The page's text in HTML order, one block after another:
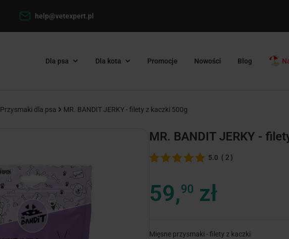
help@vetexpert.pl
Dla psa Dla kota Promocje Nowości Blog
Przysmaki dla psa MR. BANDIT JERKY - filety z kaczki 500g
MR. BANDIT JERKY -
5.0 ( 2 )
59,90 zł
Mięsne przysmaki - filety z kaczki